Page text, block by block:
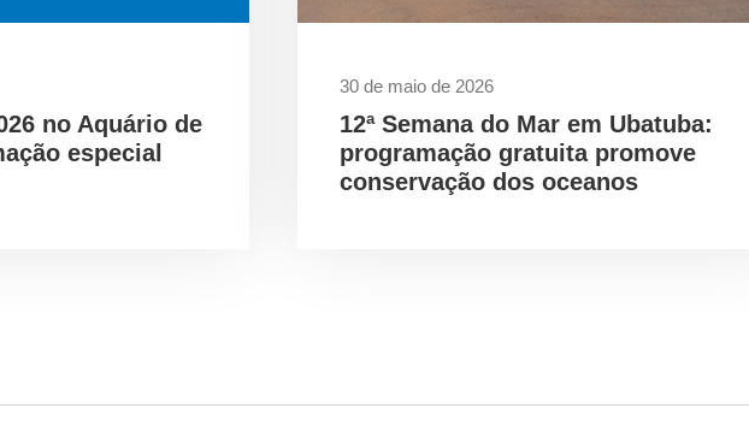
no Aquário de
especial
30 de maio de 2026
12ª Semana do Mar em Ubatuba:
programação gratuita promove
conservação dos oceanos